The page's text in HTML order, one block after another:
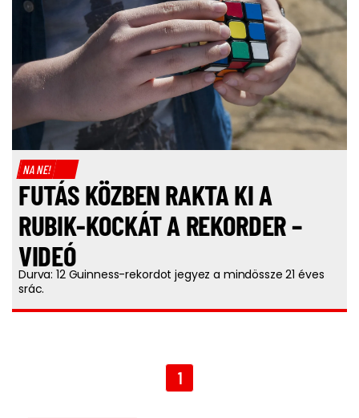
NA NE!
FUTÁS KÖZBEN RAKTA KI A
RUBIK-KOCKÁT A REKORDER –
VIDEÓ
Durva: 12 Guinness-rekordot jegyez a mindössze 21 éves
srác.
1